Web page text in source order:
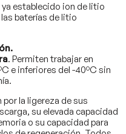
establecido ion de litio
baterías de litio
. Permiten trabajar en
e inferiores del -40ºC sin
la ligereza de sus
su elevada capacidad
o su capacidad para